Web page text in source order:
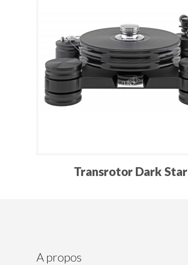
Transrotor Dark Star
A propos